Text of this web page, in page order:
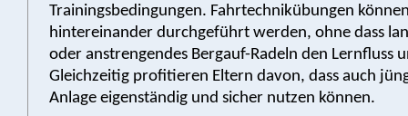
Trainingsbedingungen. Fahrtechnikübungen
hintereinander durchgeführt werden, ohne dass
oder anstrengendes Bergauf-Radeln den Lernfluss
Gleichzeitig profitieren Eltern davon, dass auch
Anlage eigenständig und sicher nutzen können.